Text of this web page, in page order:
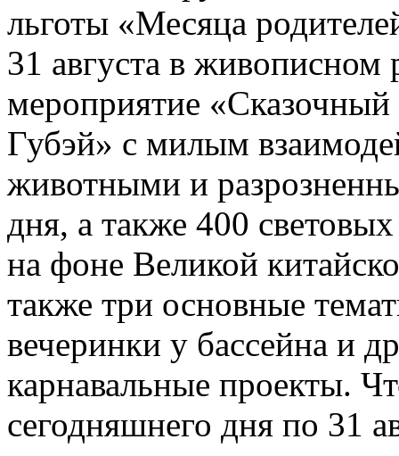
льготы «Месяца
31 августа в живописном
мероприятие
Губэй» с милым
животными и
дня, а также 400
на фоне Великой
также три основные
вечеринки у бассейна и
карнавальные проекты.
сегодняшнего дня по 31